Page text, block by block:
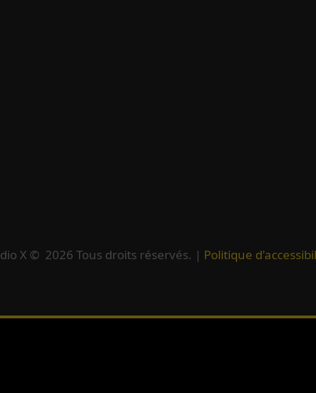
X © 2026 Tous droits réservés. | Politique